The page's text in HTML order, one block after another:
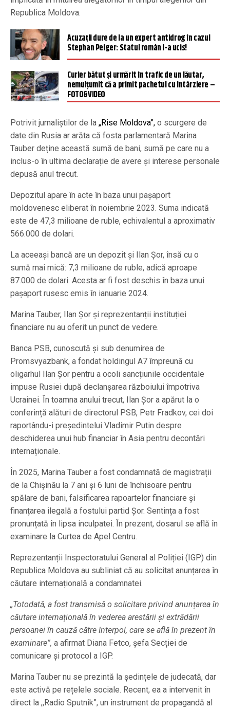
Republica Moldova.
Acuzații dure de la un expert antidrog în cazul
Stephan Pelger: Statul român l-a ucis!
Curier bătut și urmărit în trafic de un lăutar,
nemulțumit că a primit pachetul cu întârziere –
FOTO&VIDEO
Potrivit jurnaliștilor de la „Rise Moldova”, o scurgere de
date din Rusia ar arăta că fosta parlamentară Marina
Tauber deține această sumă de bani, sumă pe care nu a
inclus-o în ultima declarație de avere și interese personale
depusă anul trecut.
Depozitul apare în acte în baza unui pașaport
moldovenesc eliberat în noiembrie 2023. Suma indicată
este de 47,3 milioane de ruble, echivalentul a aproximativ
566.000 de dolari.
La aceeași bancă are un depozit și Ilan Șor, însă cu o
sumă mai mică: 7,3 milioane de ruble, adică aproape
87.000 de dolari. Acesta ar fi fost deschis în baza unui
pașaport rusesc emis în ianuarie 2024.
Marina Tauber, Ilan Șor și reprezentanții instituției
financiare nu au oferit un punct de vedere.
Banca PSB, cunoscută și sub denumirea de
Promsvyazbank, a fondat holdingul A7 împreună cu
oligarhul Ilan Șor pentru a ocoli sancțiunile occidentale
impuse Rusiei după declanșarea războiului împotriva
Ucrainei. În toamna anului trecut, Ilan Șor a apărut la o
conferință alături de directorul PSB, Petr Fradkov, cei doi
raportându-i președintelui Vladimir Putin despre
deschiderea unui hub financiar în Asia pentru decontări
internaționale.
În 2025, Marina Tauber a fost condamnată de magistrații
de la Chișinău la 7 ani și 6 luni de închisoare pentru
spălare de bani, falsificarea rapoartelor financiare și
finanțarea ilegală a fostului partid Șor. Sentința a fost
pronunțată în lipsa inculpatei. În prezent, dosarul se află în
examinare la Curtea de Apel Centru.
Reprezentanții Inspectoratului General al Poliției (IGP) din
Republica Moldova au subliniat că au solicitat anunțarea în
căutare internațională a condamnatei.
„Totodată, a fost transmisă o solicitare privind anunțarea în
căutare internațională în vederea arestării și extrădării
persoanei în cauză către Interpol, care se află în prezent în
examinare”, a afirmat Diana Fetco, șefa Secției de
comunicare și protocol a IGP.
Marina Tauber nu se prezintă la ședințele de judecată, dar
este activă pe rețelele sociale. Recent, ea a intervenit în
direct la ,,Radio Sputnik”, un instrument de propagandă al